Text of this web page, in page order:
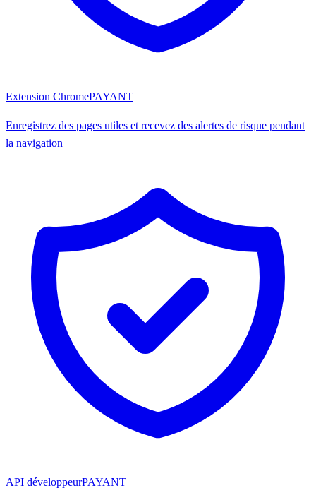
Extension ChromePAYANT
Enregistrez des pages utiles et recevez des alertes de risque pendant
la navigation
API développeurPAYANT